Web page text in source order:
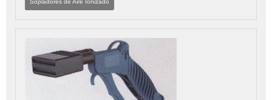
Sopladores de Aire Ionizado